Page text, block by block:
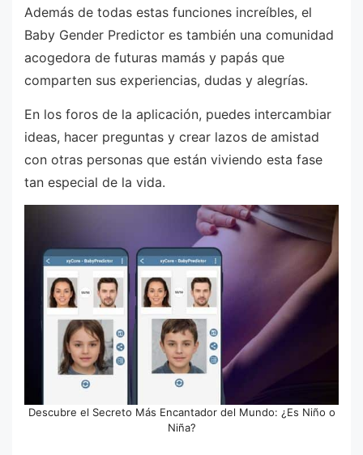
Además de todas estas funciones increíbles, el
Baby Gender Predictor es también una comunidad
acogedora de futuras mamás y papás que
comparten sus experiencias, dudas y alegrías.
En los foros de la aplicación, puedes intercambiar
ideas, hacer preguntas y crear lazos de amistad
con otras personas que están viviendo esta fase
tan especial de la vida.
Descubre el Secreto Más Encantador del Mundo: ¿Es Niño o
Niña?